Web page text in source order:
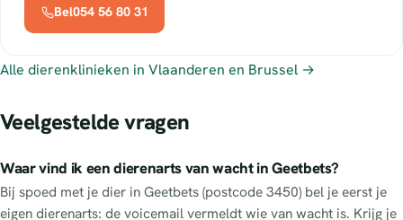
Bel054 56 80 31
Alle dierenklinieken in Vlaanderen en Brussel →
Veelgestelde vragen
Waar vind ik een dierenarts van wacht in Geetbets?
Bij spoed met je dier in Geetbets (postcode 3450) bel je eerst je
eigen dierenarts: de voicemail vermeldt wie van wacht is. Krijg je